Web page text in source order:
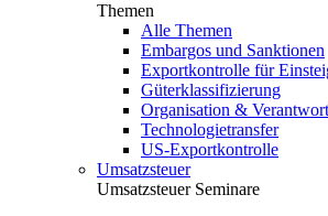
Themen
Alle Themen
Embargos und Sanktionen
Exportkontrolle für
Güterklassifizierung
Organisation &
Technologietransfer
US-Exportkontrolle
Umsatzsteuer
Umsatzsteuer Seminare